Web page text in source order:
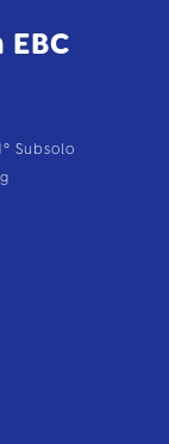
Subsolo